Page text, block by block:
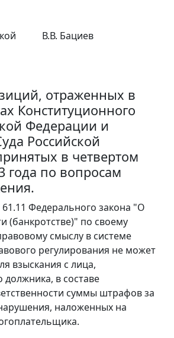
В.В. Бациев
отраженных в
Конституционного
Федерации и
Российской
в четвертом
года по вопросам
61.11 Федерального закона "О
(банкротстве)" по своему
смыслу в системе
регулирования не может
взыскания с лица,
в составе
суммы штрафов за
наложенных на